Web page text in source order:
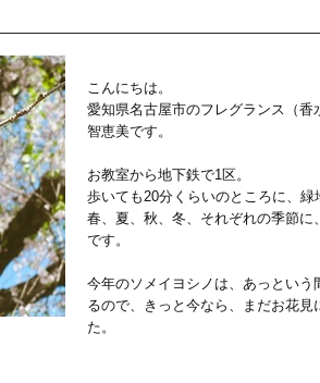
こんにちは。
愛知県名古屋市のフレグランス（
智恵美です。
お教室から地下鉄で1区。
歩いても20分くらいのところに、緑
春、夏、秋、冬、それぞれの季節
です。
今年のソメイヨシノは、あっとい
るので、きっと今なら、まだお花
た。